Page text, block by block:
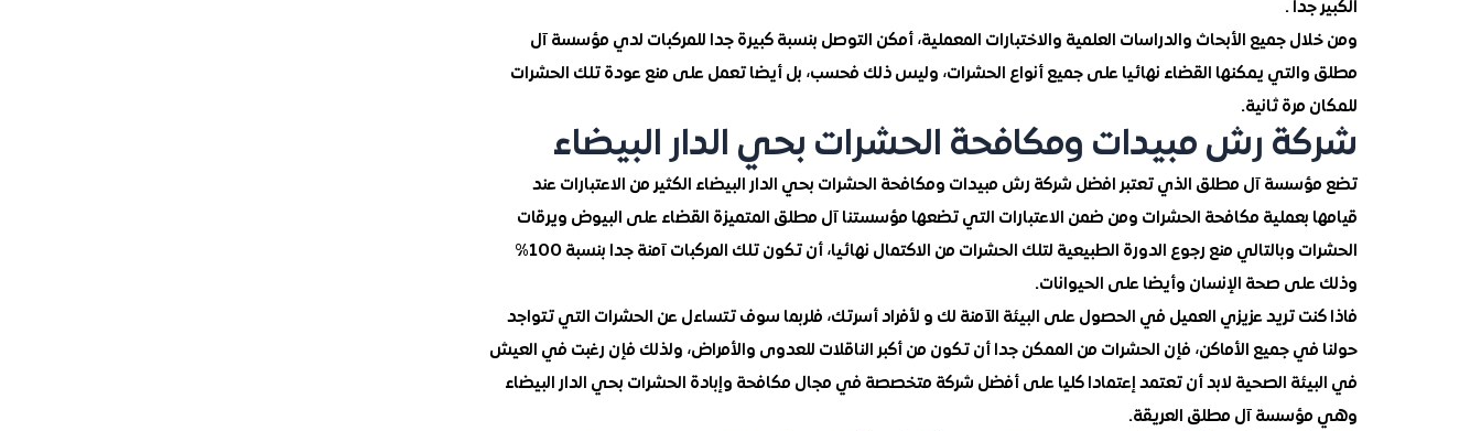
الكبير جدا .
ومن خلال جميع الأبحاث والدراسات العلمية والاختبارات المعملية، أمكن التوصل بنسبة كبيرة جدا للمركبات لدي مؤسسة آل
مطلق والتي يمكنها القضاء نهائيا على جميع أنواع الحشرات، وليس ذلك فحسب، بل أيضا تعمل على منع عودة تلك الحشرات
للمكان مرة ثانية.
شركة رش مبيدات ومكافحة الحشرات بحي الدار البيضاء
تضع مؤسسة آل مطلق الذي تعتبر افضل شركة رش مبيدات ومكافحة الحشرات بحي الدار البيضاء الكثير من الاعتبارات عند
قيامها بعملية مكافحة الحشرات ومن ضمن الاعتبارات التي تضعها مؤسستنا آل مطلق المتميزة القضاء على البيوض ويرقات
الحشرات وبالتالي منع رجوع الدورة الطبيعية لتلك الحشرات من الاكتمال نهائيا، أن تكون تلك المركبات آمنة جدا بنسبة 100%
وذلك على صحة الإنسان وأيضا على الحيوانات.
فاذا كنت تريد عزيزي العميل في الحصول على البيئة الآمنة لك و لأفراد أسرتك، فلربما سوف تتساءل عن الحشرات التي تتواجد
حولنا في جميع الأماكن، فإن الحشرات من الممكن جدا أن تكون من أكبر الناقلات للعدوى والأمراض، ولذلك فإن رغبت في العيش
في البيئة الصحية لابد أن تعتمد إعتمادا كليا على أفضل شركة متخصصة في مجال مكافحة وإبادة الحشرات بحي الدار البيضاء
وهي مؤسسة آل مطلق العريقة.